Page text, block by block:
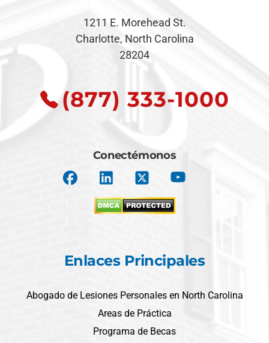
1211 E. Morehead St.
Charlotte, North Carolina
28204
(877) 333-1000
Conectémonos
Enlaces Principales
Abogado de Lesiones Personales en North Carolina
Areas de Práctica
Programa de Becas